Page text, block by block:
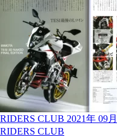
RIDERS CLUB 2021年 09
RIDERS CLUB